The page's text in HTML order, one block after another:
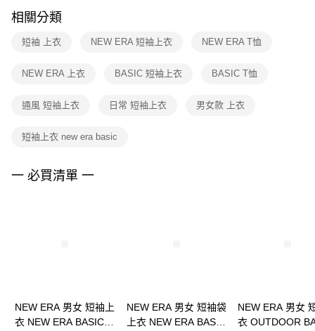
※ 交易是否成功請以「AFTEE先享後付 」之結帳頁面顯示為準，若有關於
是否繳費成功／繳費後需取消欲退款等相關疑問，請聯繫「AFTEE先享後付
客戶支援中心」
https://netprotections.freshdesk.com/support/home
１．透過由恩沛科技股份有限公司提供之「AFTEE先享後付」服務完成之交
權轉讓予恩沛科技股份有限公司。
３．未成年的使用者請事先徵得法定代理人或監護人之同意方可使用
４．使用「AFTEE先享後付」時，將依據個別帳號之用戶狀況，依本公司即
相關分類
短袖 上衣 NEW ERA 短袖上衣 NEW ERA T恤
NEW ERA 上衣 BASIC 短袖上衣 BASIC T恤
通風 短袖上衣 日常 短袖上衣 男女款 上衣
短袖上衣 new era basic
一 必買清單 一
NEW ERA 男女 短袖上
衣 NEW ERA BASIC
NEW ERA 男女 短袖袋
上衣 NEW ERA BASIC
NEW ERA 男女
衣 OUTDOOR